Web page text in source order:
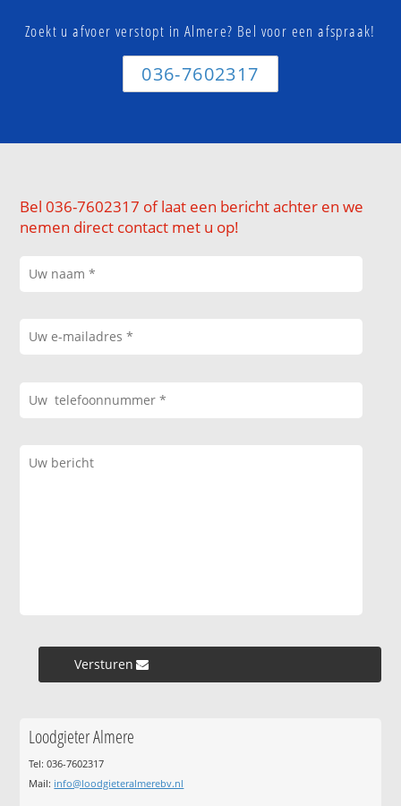
Zoekt u afvoer verstopt in Almere? Bel voor een afspraak!
036-7602317
Bel 036-7602317 of laat een bericht achter en we
nemen direct contact met u op!
Versturen »
Loodgieter Almere
Tel: 036-7602317
Mail: info@loodgieteralmerebv.nl